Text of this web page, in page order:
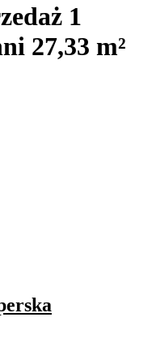
1
27,33 m²